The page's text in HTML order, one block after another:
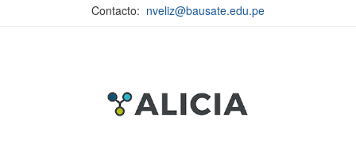
Contacto: nveliz@bausate.edu.pe